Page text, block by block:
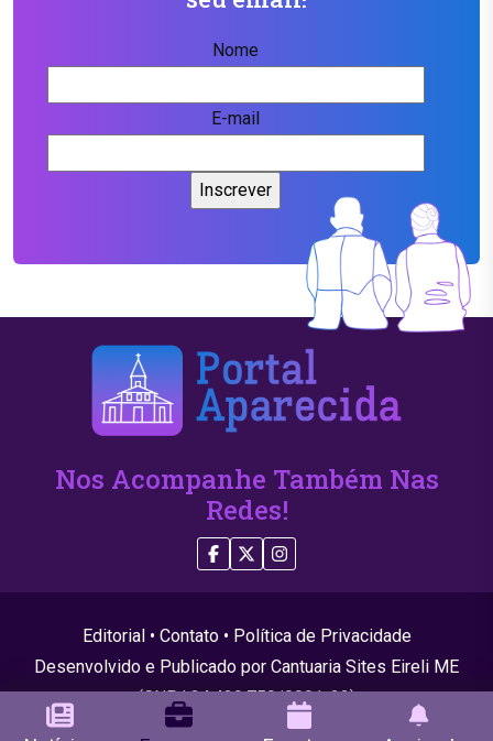
Nome
E-mail
Nos Acompanhe Também Nas
Redes!
Editorial • Contato• Política de Privacidade
Desenvolvido e Publicado por Cantuaria Sites Eireli ME
(CNPJ 24.439.750/0001-22)
© 2026 Todos os direitos reservados